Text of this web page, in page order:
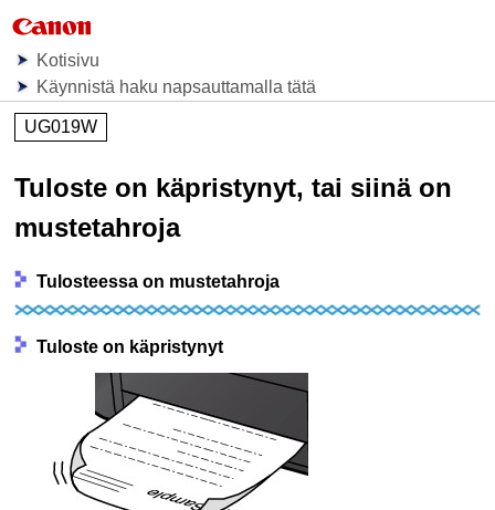
Kotisivu
Käynnistä haku napsauttamalla tätä
UG019W
Tuloste on käpristynyt, tai siinä on
mustetahroja
Tulosteessa on mustetahroja
Tuloste on käpristynyt